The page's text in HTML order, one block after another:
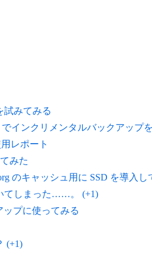
試みてみる
でインクリメンタルバックアップ
レポート
みた
のキャッシュ用に SSD を導入し
てしまった……。 (+1)
ップに使ってみる
(+1)